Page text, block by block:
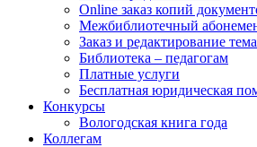
Online заказ копий
Межбиблиотечный
Заказ и редактирование
Библиотека – педагогам
Платные услуги
Бесплатная юридическая
Конкурсы
Вологодская книга года
Коллегам